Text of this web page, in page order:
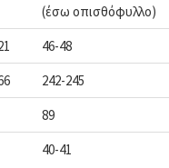
(έσω οπισθόφυλλο)
46-48
242-245
89
40-41